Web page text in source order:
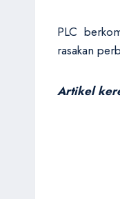
PLC
rasakan
Artikel